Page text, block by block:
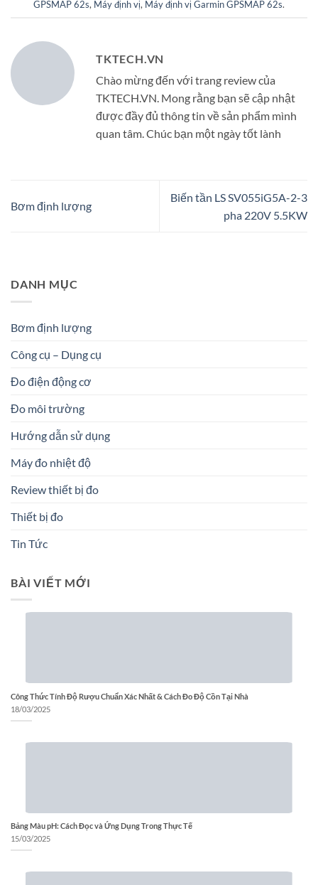
GPSMAP 62s, Máy định vị, Máy định vị Garmin GPSMAP 62s.
TKTECH.VN
Chào mừng đến với trang review của
TKTECH.VN. Mong rằng bạn sẽ cập nhật
được đầy đủ thông tin về sản phẩm mình
quan tâm. Chúc bạn một ngày tốt lành
Bơm định lượng
Biến tần LS SV055iG5A-2-3
pha 220V 5.5KW
DANH MỤC
Bơm định lượng
Công cụ – Dụng cụ
Đo điện động cơ
Đo môi trường
Hướng dẫn sử dụng
Máy đo nhiệt độ
Review thiết bị đo
Thiết bị đo
Tin Tức
BÀI VIẾT MỚI
Công Thức Tính Độ Rượu Chuẩn Xác Nhất & Cách Đo Độ Cồn Tại Nhà
18/03/2025
Bảng Màu pH: Cách Đọc và Ứng Dụng Trong Thực Tế
15/03/2025